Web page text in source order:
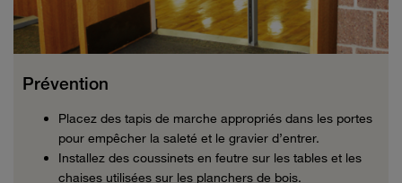
Prévention
Placez des tapis de marche appropriés dans les portes
pour empêcher la saleté et le gravier d’entrer.
Installez des coussinets en feutre sur les tables et les
chaises utilisées sur les planchers de bois.